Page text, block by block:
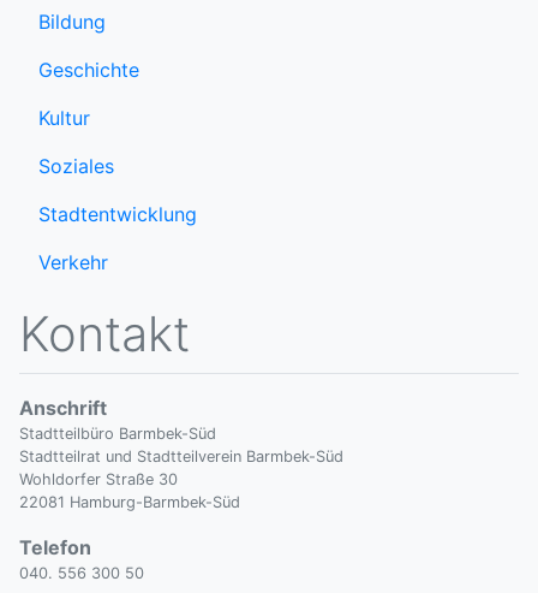
Bildung
Geschichte
Kultur
Soziales
Stadtentwicklung
Verkehr
Kontakt
Anschrift
Stadtteilbüro Barmbek-Süd
Stadtteilrat und Stadtteilverein Barmbek-Süd
Wohldorfer Straße 30
22081 Hamburg-Barmbek-Süd
Telefon
040. 556 300 50